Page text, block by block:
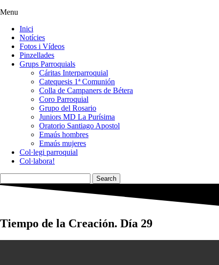
Menu
Inici
Notícies
Fotos i Vídeos
Pinzellades
Grups Parroquials
Cáritas Interparroquial
Catequesis 1ª Comunión
Colla de Campaners de Bétera
Coro Parroquial
Grupo del Rosario
Juniors MD La Purísima
Oratorio Santiago Apostol
Emaús hombres
Emaús mujeres
Col·legi parroquial
Col·labora!
Search
Tiempo de la Creación. Día 29